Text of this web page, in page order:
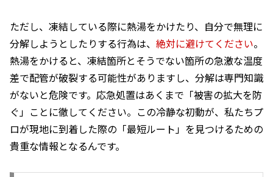
ただし、凍結している際に熱湯をかけたり、自分で無理に
分解しようとしたりする行為は、 絶対に避けてください。
熱湯をかけると、凍結箇所とそうでない箇所の急激な温度
差で配管が破裂する可能性がありますし、分解は専門知識
がないと危険です。応急処置はあくまで「被害の拡大を防
ぐ」ことに徹してください。この冷静な初動が、私たちプ
ロが現地に到着した際の「最短ルート」を見つけるための
貴重な情報となるんです。